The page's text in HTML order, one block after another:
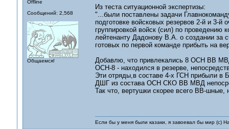
Offline
Сообщений: 2,568
Общаемся!
Из теста ситуационной экспертизы:
"...были поставлены задачи
подготовке войсковых резервов 2-й и
группировкой войск (сил) по проведению
лейтенанту Дадонову В.А. о создании за
готовых по первой команде прибыть на
Добавлю, что привлекались 8 ОСН ВВ
ОСН-8 - находился в резерве,
Эти отряды,в составе 4-х ГСН прибыли в
ДШГ из состава ОСН СКО ВВ МВД
Так что, вертушки скорее всего ВВ-шные,
Если бы у меня были казаки, я завоевал бы мир (с)